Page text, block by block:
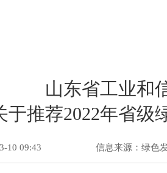
山东省工业和
于推荐2022年省级
10 09:43 信息来源：绿色